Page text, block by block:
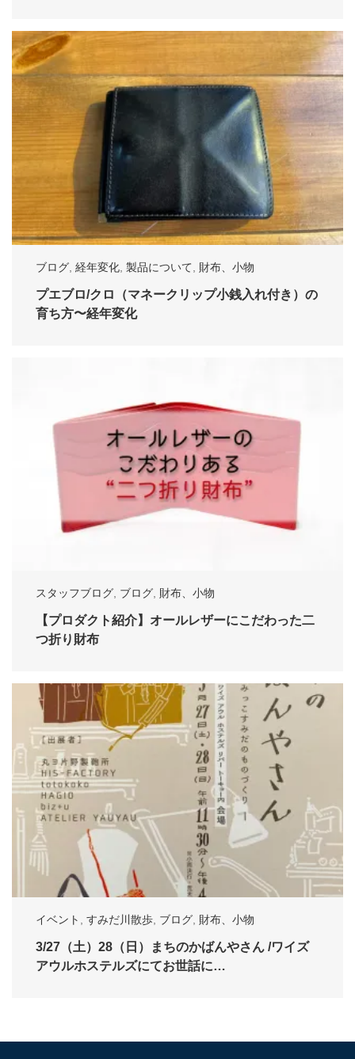
ブログ 経年変化 製品について 財布、小物
プエブロ/クロ（マネークリップ小銭入れ付き）の
育ち方〜経年変化
スタッフブログ, ブログ, 財布、小物
【プロダクト紹介】オールレザーにこだわった二
つ折り財布
イベント すみだ川散歩 ブログ 財布、小物
3/27（土）28（日）まちのかばんやさん /ワイズ
アウルホステルズにてお世話に…